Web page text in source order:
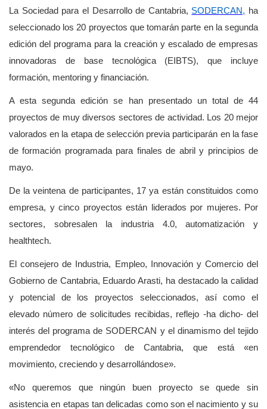
La Sociedad para el Desarrollo de Cantabria, SODERCAN, ha
seleccionado los 20 proyectos que tomarán parte en la segunda
edición del programa para la creación y escalado de empresas
innovadoras de base tecnológica (EIBTS), que incluye
formación, mentoring y financiación.
A esta segunda edición se han presentado un total de 44
proyectos de muy diversos sectores de actividad. Los 20 mejor
valorados en la etapa de selección previa participarán en la fase
de formación programada para finales de abril y principios de
mayo.
De la veintena de participantes, 17 ya están constituidos como
empresa, y cinco proyectos están liderados por mujeres. Por
sectores, sobresalen la industria 4.0, automatización y
healthtech.
El consejero de Industria, Empleo, Innovación y Comercio del
Gobierno de Cantabria, Eduardo Arasti, ha destacado la calidad
y potencial de los proyectos seleccionados, así como el
elevado número de solicitudes recibidas, reflejo -ha dicho- del
interés del programa de SODERCAN y el dinamismo del tejido
emprendedor tecnológico de Cantabria, que está «en
movimiento, creciendo y desarrollándose».
«No queremos que ningún buen proyecto se quede sin
asistencia en etapas tan delicadas como son el nacimiento y su